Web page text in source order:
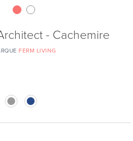
- Cachemire
FERM LIVING